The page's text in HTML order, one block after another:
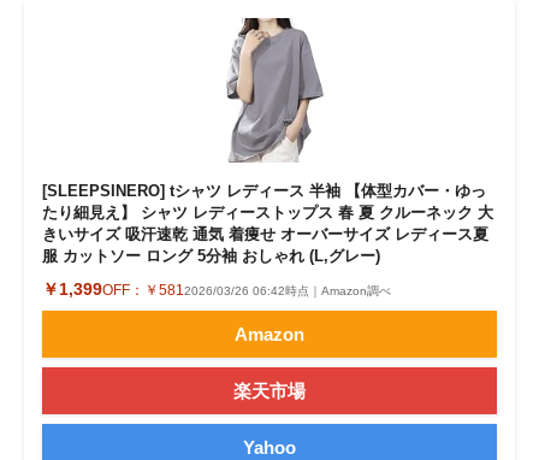
[SLEEPSINERO] tシャツ レディース 半袖 【体型カバー・ゆっ
たり細見え】 シャツ レディーストップス 春 夏 クルーネック 大
きいサイズ 吸汗速乾 通気 着痩せ オーバーサイズ レディース夏
服 カットソー ロング 5分袖 おしゃれ (L,グレー)
￥1,399OFF： ￥5812026/03/26 06:42時点｜Amazon調べ
Amazon
楽天市場
Yahoo